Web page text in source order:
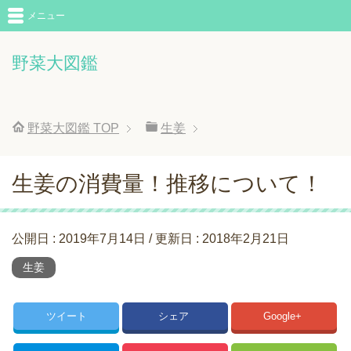
野菜大図鑑
メニュー
野菜大図鑑 TOP 生姜
生姜の消費量！推移について！
公開日 : 2019年7月14日 / 更新日 : 2018年2月21日
生姜
ツイート シェア Google+